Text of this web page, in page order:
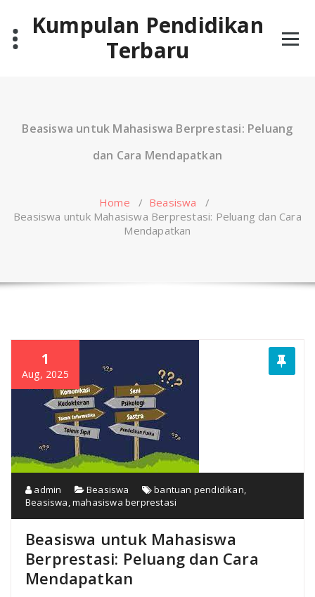
contentKumpulan Pendidikan
Terbaru
Beasiswa untuk Mahasiswa Berprestasi: Peluang
dan Cara Mendapatkan
Home / Beasiswa /
Beasiswa untuk Mahasiswa Berprestasi: Peluang dan Cara
Mendapatkan
1
Aug, 2025
admin Beasiswa bantuan pendidikan
Beasiswa ,mahasiswa berprestasi
Beasiswa untuk Mahasiswa
Berprestasi: Peluang dan Cara
Mendapatkan